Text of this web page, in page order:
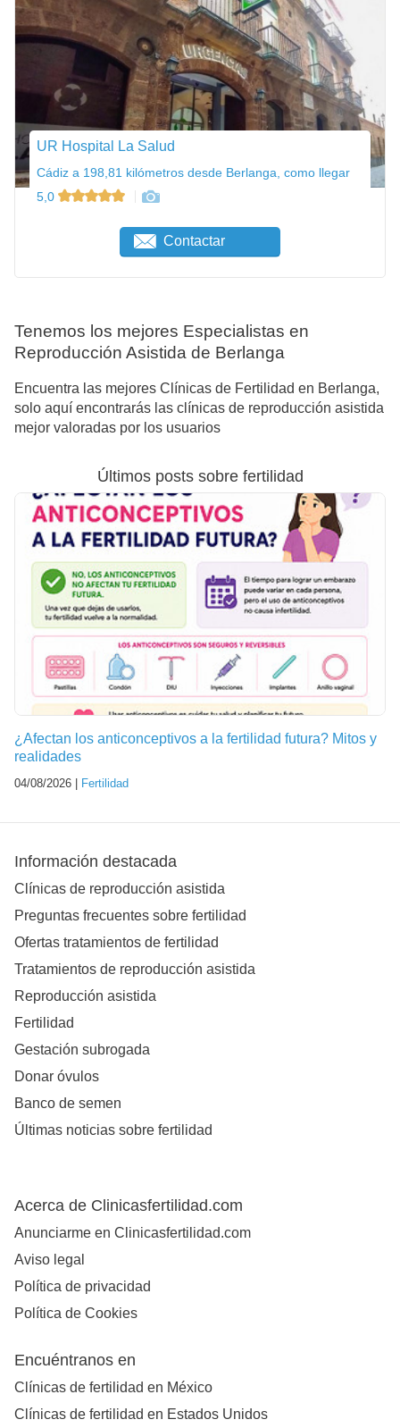
UR Hospital La Salud
Cádiz a 198,81 kilómetros desde Berlanga, como llegar
5,0
Contactar
Tenemos los mejores Especialistas en
Reproducción Asistida de Berlanga
Encuentra las mejores Clínicas de Fertilidad en Berlanga,
solo aquí encontrarás las clínicas de reproducción asistida
mejor valoradas por los usuarios
Últimos posts sobre fertilidad
¿Afectan los anticonceptivos a la fertilidad futura? Mitos y
realidades
04/08/2026 | Fertilidad
Información destacada
Clínicas de reproducción asistida
Preguntas frecuentes sobre fertilidad
Ofertas tratamientos de fertilidad
Tratamientos de reproducción asistida
Reproducción asistida
Fertilidad
Gestación subrogada
Donar óvulos
Banco de semen
Últimas noticias sobre fertilidad
Acerca de Clinicasfertilidad.com
Anunciarme en Clinicasfertilidad.com
Aviso legal
Política de privacidad
Política de Cookies
Encuéntranos en
Clínicas de fertilidad en México
Clínicas de fertilidad en Estados Unidos